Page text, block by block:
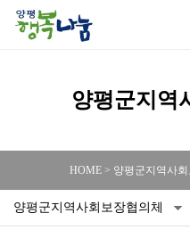
양평군지역
HOME > 양평군지역사
양평군지역사회보장협의체